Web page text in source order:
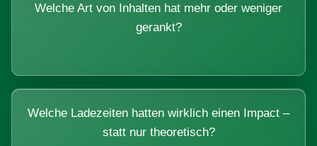
Welche Art von Inhalten hat mehr oder weniger
gerankt?
Welche Ladezeiten hatten wirklich einen Impact –
statt nur theoretisch?